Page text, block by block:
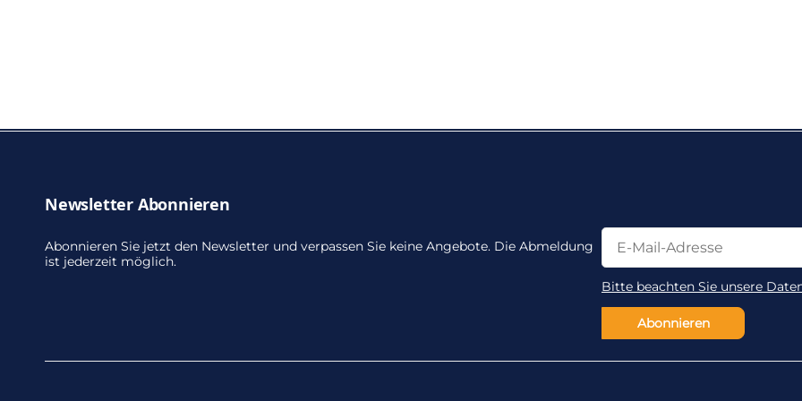
Newsletter Abonnieren
Abonnieren Sie jetzt den Newsletter und verpassen Sie keine Angebote. Die Abmeldung
ist jederzeit möglich.
Newsletter Abonnieren
Newsletter Abonnieren
Bitte beachten Sie unsere
Abonnieren